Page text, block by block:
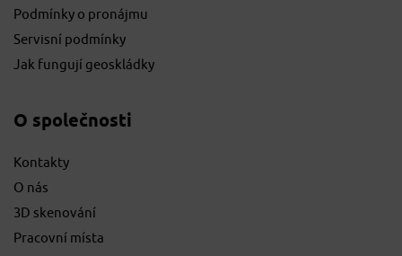
Podmínky o pronájmu
Servisní podmínky
Jak fungují geoskládky
O společnosti
Kontakty
O nás
3D skenování
Pracovní místa